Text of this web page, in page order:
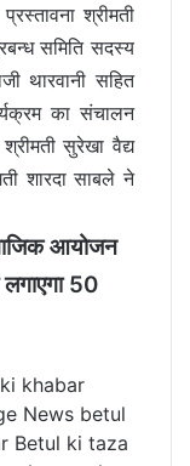
श्रीमती
समिति सदस्य
थारवानी सहित
का संचालन
श्रीमती सुरेखा वैद्य
शारदा साबले ने
आयोजन
50
khabar
News betul
Betul ki taza